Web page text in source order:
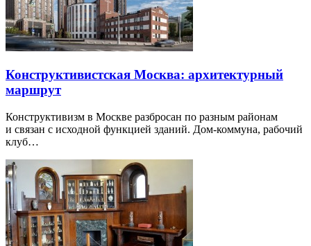
Конструктивистская Москва: архитектурный
маршрут
Конструктивизм в Москве разбросан по разным районам
и связан с исходной функцией зданий. Дом-коммуна, рабочий
клуб…